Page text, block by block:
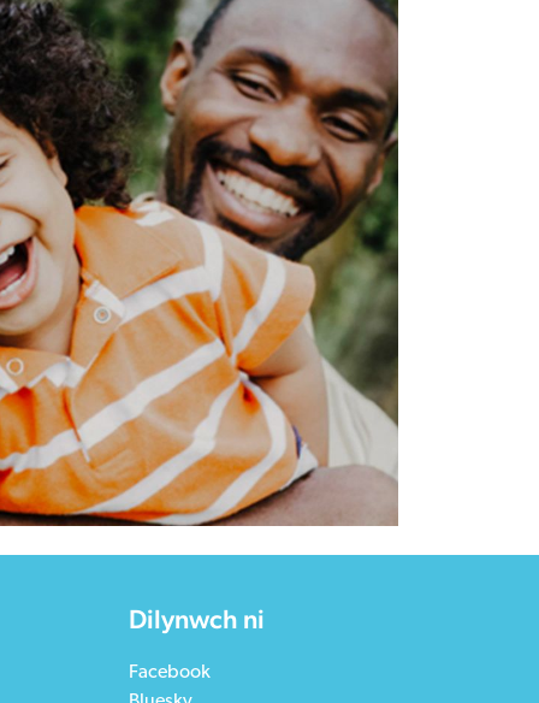
Dilynwch ni
Facebook
Bluesky
LinkedIn